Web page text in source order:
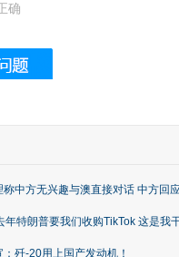
禁城
确
称中方无兴趣与澳直接对话 中方回
年特朗普要我们收购TikTok 这是我
歼-20用上国产发动机！